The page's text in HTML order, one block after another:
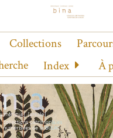
Collections
Index À